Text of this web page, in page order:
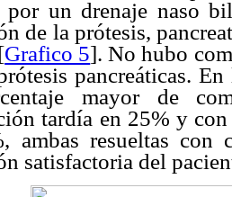
por un drenaje naso
de la prótesis,
Grafico 5]. No hubo
pancreáticas.
mayor de
tardía en 25% y
ambas resueltas
satisfactoria del